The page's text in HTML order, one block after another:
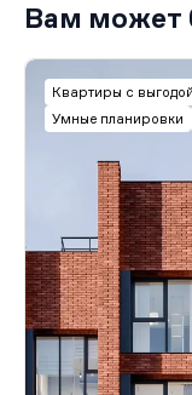
Вам может
Квартиры с выгодой
Умные планировки